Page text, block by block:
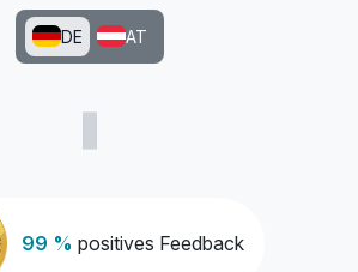
p.P. ab
99 % positives Feedback
DE AT